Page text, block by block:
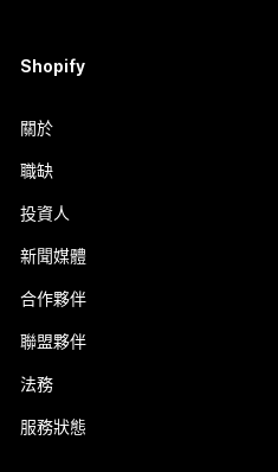
Shopify
關於
職缺
投資人
新聞媒體
合作夥伴
聯盟夥伴
法務
服務狀態